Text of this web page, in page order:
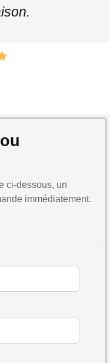
ci-dessous, un
immédiatement.